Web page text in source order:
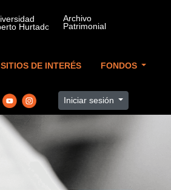
SITIOS DE INTERÉS FONDOS
Iniciar sesión